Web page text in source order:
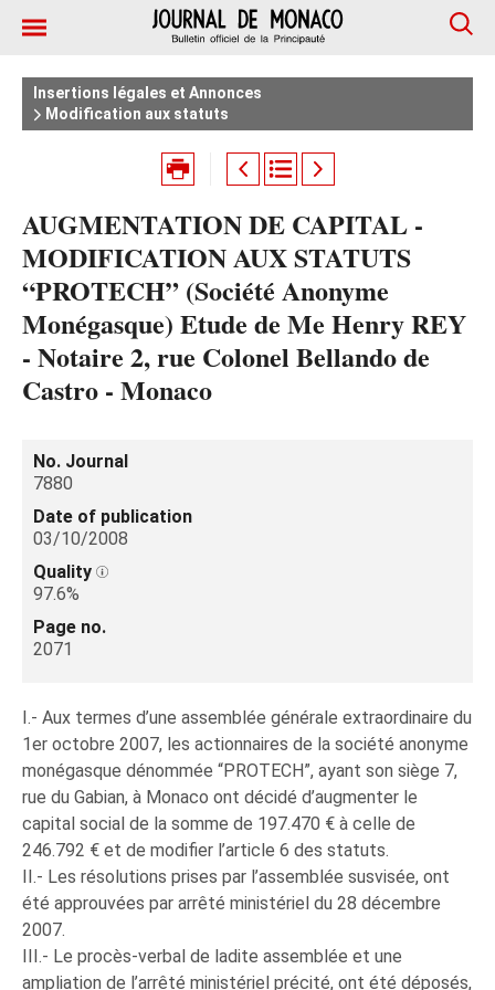
Insertions légales et Annonces
Modification aux statuts
AUGMENTATION DE CAPITAL -
MODIFICATION AUX STATUTS
“PROTECH” (Société Anonyme
Monégasque) Etude de Me Henry REY
- Notaire 2, rue Colonel Bellando de
Castro - Monaco
No. Journal
7880
Date of publication
03/10/2008
Quality
97.6%
Page no.
2071
I.- Aux termes d’une assemblée générale extraordinaire du
1er octobre 2007, les actionnaires de la société anonyme
monégasque dénommée “PROTECH”, ayant son siège 7,
rue du Gabian, à Monaco ont décidé d’augmenter le
capital social de la somme de 197.470 € à celle de
246.792 € et de modifier l’article 6 des statuts.
II.- Les résolutions prises par l’assemblée susvisée, ont
été approuvées par arrêté ministériel du 28 décembre
2007.
III.- Le procès-verbal de ladite assemblée et une
ampliation de l’arrêté ministériel précité, ont été déposés,